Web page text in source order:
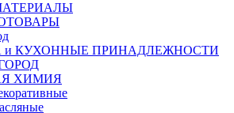
и КУХОННЫЕ ПРИНАДЛЕЖНОСТИ
ХИМИЯ